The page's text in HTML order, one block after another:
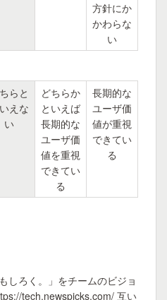
方針にか
かわらな
い
らと
えな
い
どちらか
といえば
長期的な
ユーザ価
値を重視
できてい
る
長期的な
ユーザ価
値が重視
できてい
る
しろく。」をチームのビジョ
tech.newspicks.com/ 互い